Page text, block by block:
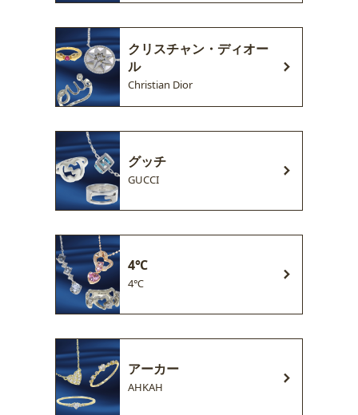
クリスチャン・ディオー
ル
Christian Dior
グッチ
GUCCI
4℃
4℃
アーカー
AHKAH